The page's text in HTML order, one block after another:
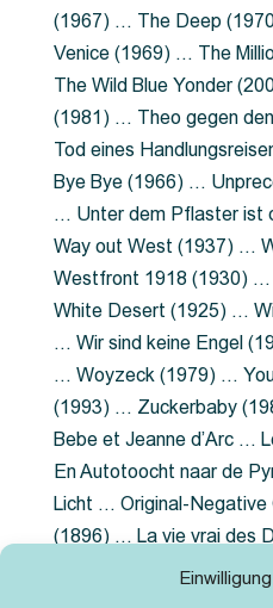
(1967) … The Deep
Venice (1969) … The
The Wild Blue Yonder
(1981) … Theo gegen
Tod eines
Bye Bye (1966) …
… Unter dem Pflaster ist
Way out West (1937) …
Westfront 1918 (1930)
White Desert (1925) …
… Wir sind keine Engel
… Woyzeck (1979) …
(1993) … Zuckerbaby
Bebe et Jeanne d’Arc …
En Autotoocht naar de
Licht … Original-Negative
(1896) … La vie vrai des
photographer … Feuer